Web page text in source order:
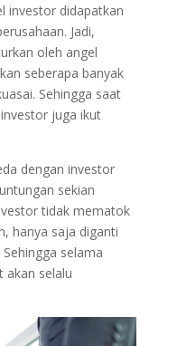
investor didapatkan
Jadi,
oleh angel
seberapa banyak
Sehingga saat
juga ikut
dengan investor
sekian
tidak mematok
hanya saja diganti
selama
akan selalu